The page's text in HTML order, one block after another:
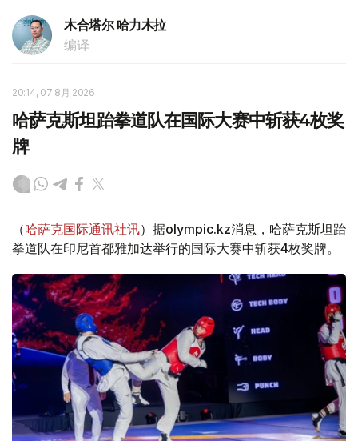
木合塔尔 哈力木拉
编译
20:14, 07 8月 2026
哈萨克斯坦跆拳道队在国际大赛中斩获4枚奖
牌
（哈萨克国际通讯社讯）据olympic.kz消息，哈萨克斯坦跆
拳道队在印尼首都雅加达举行的国际大赛中斩获4枚奖牌。